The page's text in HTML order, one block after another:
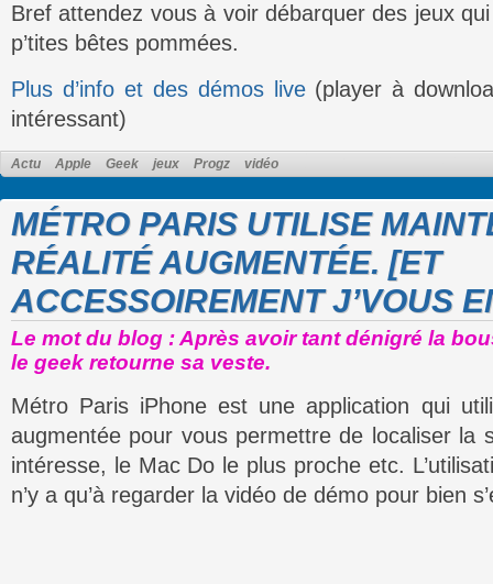
Bref attendez vous à voir débarquer des jeux
p’tites bêtes pommées.
Plus d’info et des démos live(player à
intéressant)
Actu Apple Geek jeux Progz vidéo
MÉTRO PARIS UTILISE
RÉALITÉ AUGMENTÉE. [ET
ACCESSOIREMENT J’VOUS
Le mot du blog : Après avoir tant dénigré la
le geek retourne sa veste.
Métro Paris iPhone est une application qui
augmentée pour vous permettre de localiser la
intéresse, le Mac Do le plus proche etc.
n’y a qu’à regarder la vidéo de démo pour bien